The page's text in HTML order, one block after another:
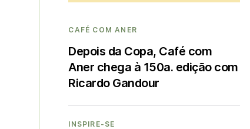
CAFÉ COM ANER
Depois da Copa, Café com
Aner chega à 150a. edição com
Ricardo Gandour
INSPIRE-SE